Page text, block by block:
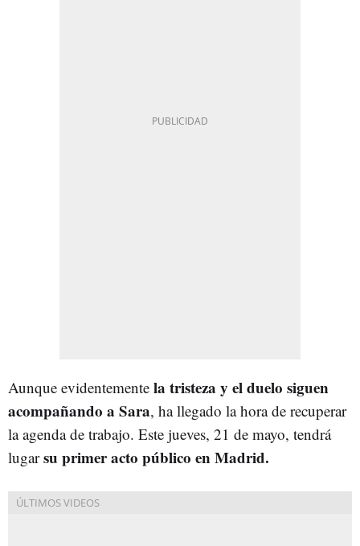
Aunque evidentemente la tristeza y el duelo siguen
acompañando a Sara, ha llegado la hora de recuperar
la agenda de trabajo. Este jueves, 21 de mayo, tendrá
lugarsu primer acto público en Madrid.